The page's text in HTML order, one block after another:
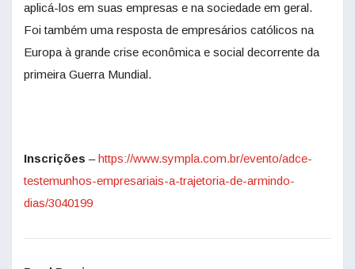
aplicá-los em suas empresas e na sociedade em geral.
Foi também uma resposta de empresários católicos na
Europa à grande crise econômica e social decorrente da
primeira Guerra Mundial.
Inscrições –https://www.sympla.com.br/evento/adce-
testemunhos-empresariais-a-trajetoria-de-armindo-
dias/3040199